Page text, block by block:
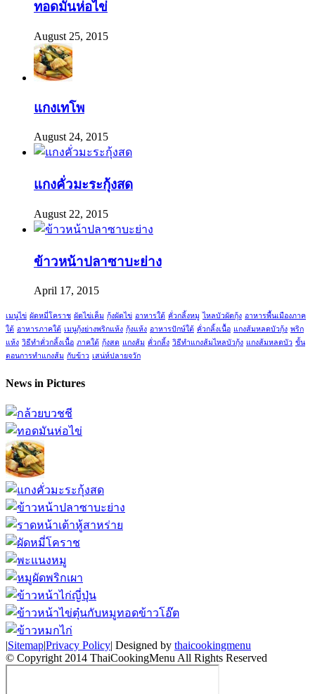
ทอดมันห่อไข่
August 25, 2015
แกงเทโพ
August 24, 2015
แกงคั่วมะระกุ้งสด
August 22, 2015
ข้าวหน้าปลาซาบะย่าง
April 17, 2015
เมนูไข่ ผัดหมี่โคราช ผัดไข่เค็ม กุ้งผัดไข่ อาหารใต้ คั่วกลิ้งหมู ไหลบัวผัดกุ้ง อาหารพื้นเมืองภาค
ใต้ อาหารภาคใต้ เมนูกุ้งย่างพริกแห้ง กุ้งแห้ง อาหารปักษ์ใต้ คั่วกลิ้งเนื้อ แกงส้มหลดบัวกุ้ง พริก
แห้ง วิธีทำคั่วกลิ้งเนื้อ ภาคใต้ กุ้งสด แกงส้ม คั่วกลิ้ง วิธีทำแกงส้มไหลบัวกุ้ง แกงส้มหลดบัว ขั้น
ตอนการทำแกงส้ม กับข้าว เสน่ห์ปลายจวัก
News in Pictures
|Sitemap|Privacy Policy| Designed by thaicookingmenu
© Copyright 2014 ThaiCookingMenu All Rights Reserved